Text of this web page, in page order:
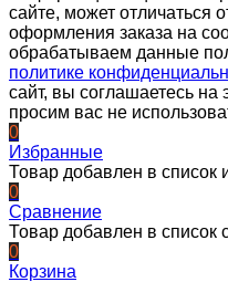
сайте, может отличаться
оформления заказа на
обрабатываем данные
политике
сайт, вы соглашаетесь на
просим вас не
0
Избранные
Товар добавлен в список
0
Сравнение
Товар добавлен в список
0
Корзина